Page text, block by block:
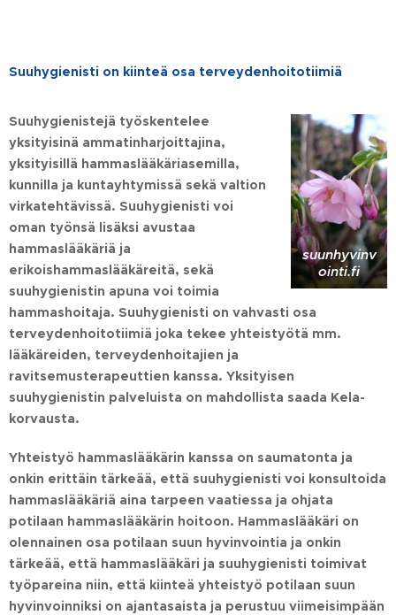
Suuhygienisti on kiinteä osa terveydenhoitotiimiä
suunhyvinv
ointi.fi
Suuhygienistejä työskentelee
yksityisinä ammatinharjoittajina,
yksityisillä hammaslääkäriasemilla,
kunnilla ja kuntayhtymissä sekä valtion
virkatehtävissä. Suuhygienisti voi
oman työnsä lisäksi avustaa
hammaslääkäriä ja
erikoishammaslääkäreitä, sekä
suuhygienistin apuna voi toimia
hammashoitaja. Suuhygienisti on vahvasti osa
terveydenhoitotiimiä joka tekee yhteistyötä mm.
lääkäreiden, terveydenhoitajien ja
ravitsemusterapeuttien kanssa. Yksityisen
suuhygienistin palveluista on mahdollista saada Kela-
korvausta.
Yhteistyö hammaslääkärin kanssa on saumatonta ja
onkin erittäin tärkeää, että suuhygienisti voi konsultoida
hammaslääkäriä aina tarpeen vaatiessa ja ohjata
potilaan hammaslääkärin hoitoon. Hammaslääkäri on
olennainen osa potilaan suun hyvinvointia ja onkin
tärkeää, että hammaslääkäri ja suuhygienisti toimivat
työpareina niin, että kiinteä yhteistyö potilaan suun
hyvinvoinniksi on ajantasaista ja perustuu viimeisimpään